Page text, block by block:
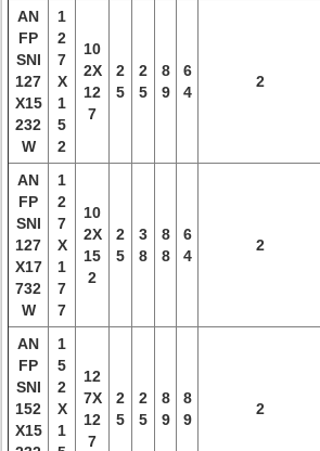
AN
FP
SNI
127
X15
232
W
1
2
7
X
1
5
2
10
2X
12
7
2
5
2
5
8
9
6
4
2
AN
FP
SNI
127
X17
732
W
1
2
7
X
1
7
7
10
2X
15
2
2
5
3
8
8
8
6
4
2
AN
FP
SNI
152
X15
1
5
2
X
1
12
7X
12
7
2
5
2
5
8
9
8
9
2